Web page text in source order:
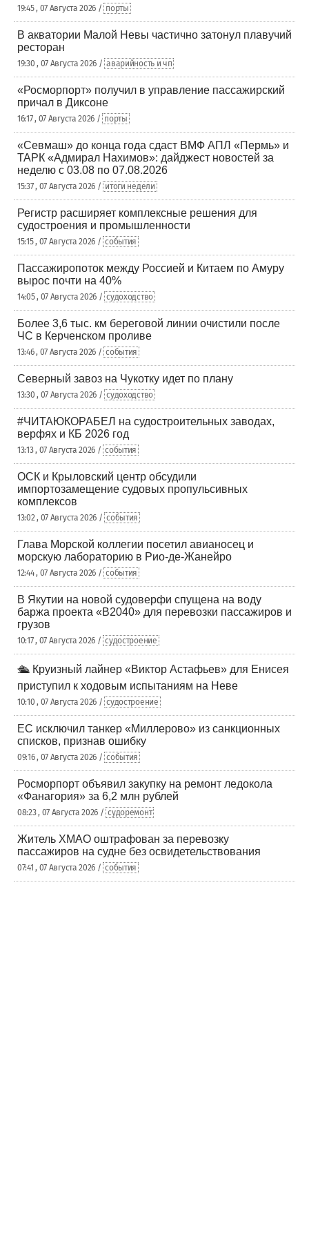
19:45 , 07 Августа 2026 / порты
В акватории Малой Невы частично затонул плавучий
ресторан
19:30 , 07 Августа 2026 / аварийность и чп
«Росморпорт» получил в управление пассажирский
причал в Диксоне
16:17 , 07 Августа 2026 / порты
«Севмаш» до конца года сдаст ВМФ АПЛ «Пермь» и
ТАРК «Адмирал Нахимов»: дайджест новостей за
неделю с 03.08 по 07.08.2026
15:37 , 07 Августа 2026 / итоги недели
Регистр расширяет комплексные решения для
судостроения и промышленности
15:15 , 07 Августа 2026 / события
Пассажиропоток между Россией и Китаем по Амуру
вырос почти на 40%
14:05 , 07 Августа 2026 / судоходство
Более 3,6 тыс. км береговой линии очистили после
ЧС в Керченском проливе
13:46 , 07 Августа 2026 / события
Северный завоз на Чукотку идет по плану
13:30 , 07 Августа 2026 / судоходство
#ЧИТАЮКОРАБЕЛ на судостроительных заводах,
верфях и КБ 2026 год
13:13 , 07 Августа 2026 / события
ОСК и Крыловский центр обсудили
импортозамещение судовых пропульсивных
комплексов
13:02 , 07 Августа 2026 / события
Глава Морской коллегии посетил авианосец и
морскую лабораторию в Рио-де-Жанейро
12:44 , 07 Августа 2026 / события
В Якутии на новой судоверфи спущена на воду
баржа проекта «В2040» для перевозки пассажиров и
грузов
10:17 , 07 Августа 2026 / судостроение
🛳️ Круизный лайнер «Виктор Астафьев» для Енисея
приступил к ходовым испытаниям на Неве
10:10 , 07 Августа 2026 / судостроение
ЕС исключил танкер «Миллерово» из санкционных
списков, признав ошибку
09:16 , 07 Августа 2026 / события
Росморпорт объявил закупку на ремонт ледокола
«Фанагория» за 6,2 млн рублей
08:23 , 07 Августа 2026 / судоремонт
Житель ХМАО оштрафован за перевозку
пассажиров на судне без освидетельствования
07:41 , 07 Августа 2026 / события